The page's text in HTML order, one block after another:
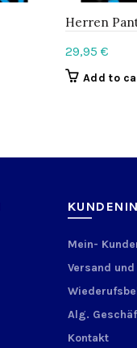
Herren
29,95 €
Add to
Mein-
Versand
Alg.
Kontakt